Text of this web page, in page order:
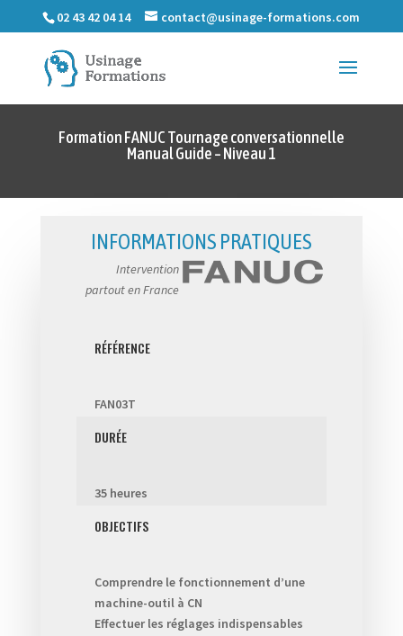
02 43 42 04 14 contact@usinage-formations.com
Formation FANUC Tournage conversationnelle
Manual Guide – Niveau 1
INFORMATIONS PRATIQUES
Intervention
partout en France
RÉFÉRENCE
FAN03T
DURÉE
35 heures
OBJECTIFS
Comprendre le fonctionnement d’une
machine-outil à CN
Effectuer les réglages indispensables